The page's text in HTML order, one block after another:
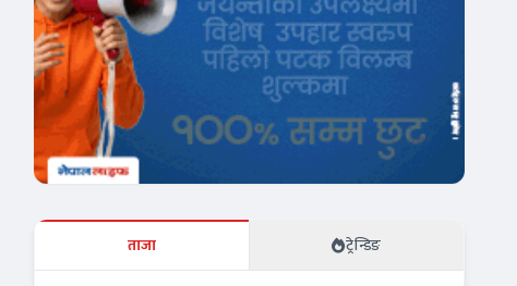
ताजा ट्रेन्डिङ